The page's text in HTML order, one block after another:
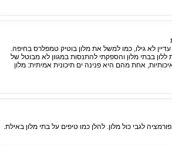
לא גילו, כמו למשל את מלון בוטיק טמפלרס בחיפה.
בבתי מלון והספקתי להתנסות במגוון לא מבוטל של
אחת מהם היא פנינה ים תיכונית אמיתית: מלון
לגבי כול מלון. להלן כמו טיפים על בתי מלון באילת.